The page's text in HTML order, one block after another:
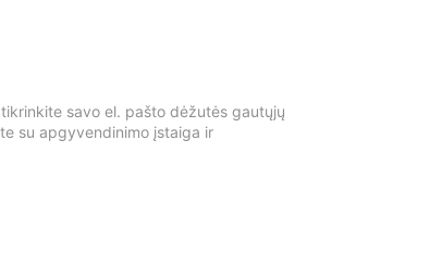
savo el. pašto dėžutės gautųjų
su apgyvendinimo įstaiga ir